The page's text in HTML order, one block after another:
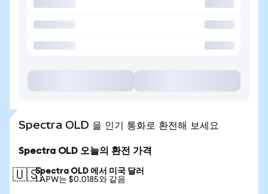
Spectra OLD 을 인기 통화로 환전해 보세요
Spectra OLD 오늘의 환전 가격
🇺🇸Spectra OLD 에서 미국 달러
1 APW는 $0.0185와 같음